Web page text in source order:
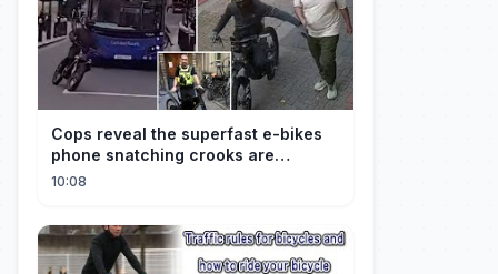
Cops reveal the superfast e-bikes
phone snatching crooks are
terrorising pedestrians with
10:08